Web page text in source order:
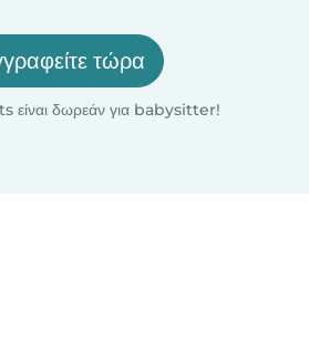
τώρα
είναι δωρεάν για babysitter!